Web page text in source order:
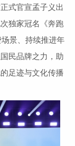
式官宣孟子义出
独家冠名《奔跑
景、持续推进年
民品牌之力，助
足迹与文化传播